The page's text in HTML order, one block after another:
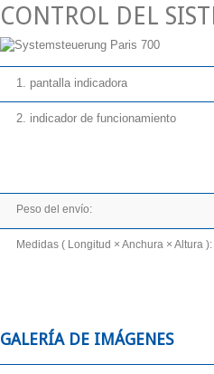
CONTROL DEL
1. pantalla indicadora
2. indicador de funcionamiento
Peso del envío:
Medidas ( Longitud × Anchura × Altura ):
GALERÍA DE IMÁGENES